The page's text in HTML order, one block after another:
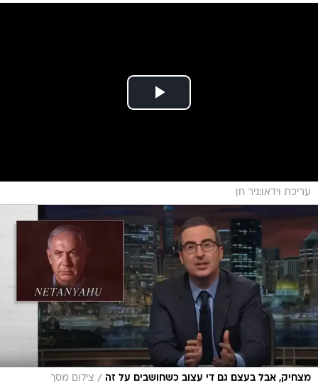
עריכת וידאו:ניר חן
מצחיק, אבל בעצם גם די עצוב כשחושבים על זה / צילום מסך